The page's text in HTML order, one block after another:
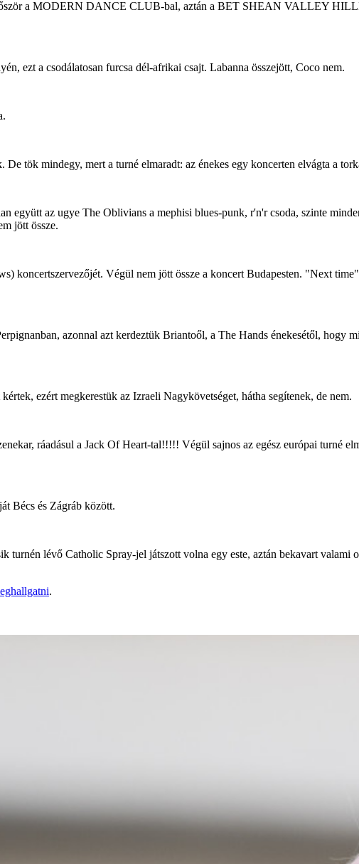
a MODERN DANCE CLUB-bal, aztán a BET SHEAN VALLEY
ezt a csodálatosan furcsa dél-afrikai csajt. Labanna összejött, Coco nem.
tök mindegy, mert a turné elmaradt: az énekes egy koncerten elvágta a
az ugye The Oblivians a mephisi blues-punk, r'n'r csoda, szinte
jött össze.
koncertszervezőjét. Végül nem jött össze a koncert Budapesten. "Next
azonnal azt kerdeztük Briantoől, a The Hands énekesétől, hogy
ezért megkerestük az Izraeli Nagykövetséget, hátha segítenek, de nem.
ráadásul a Jack Of Heart-tal!!!!! Végül sajnos az egész európai turné
Bécs és Zágráb között.
turnén lévő Catholic Spray-jel játszott volna egy este, aztán bekavart valami
.